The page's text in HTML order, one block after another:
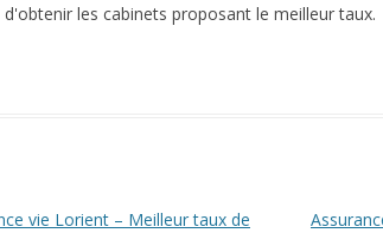
les cabinets proposant le meilleur taux.
vie Lorient – Meilleur taux de